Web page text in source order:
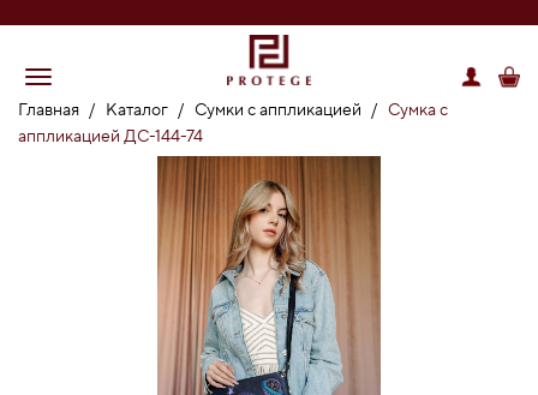
Главная / Каталог / Сумки с аппликацией / Сумка с
аппликацией ДС-144-74